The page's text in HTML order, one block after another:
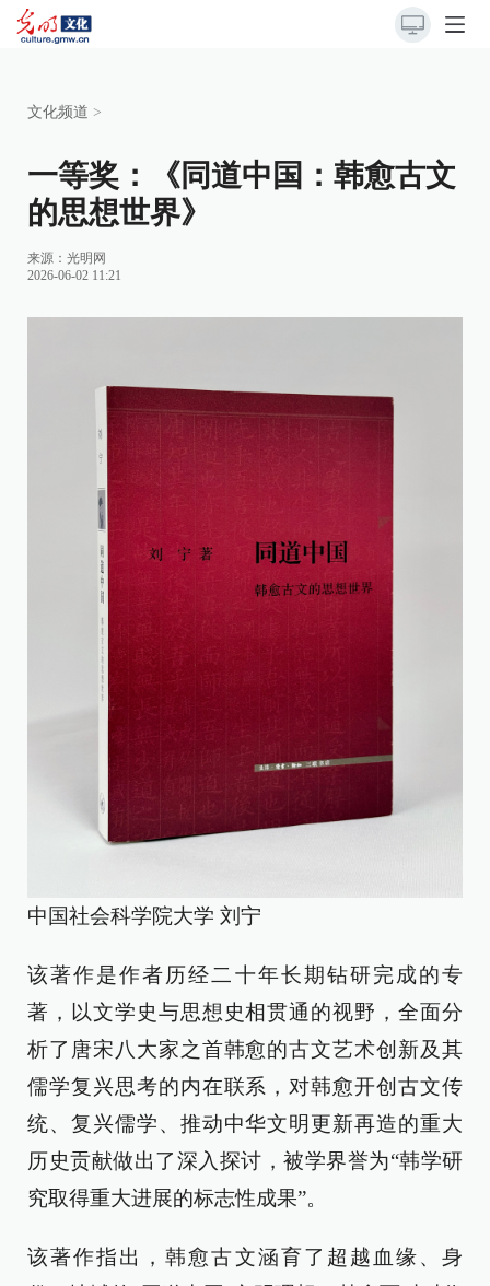
文化频道 >
一等奖：《同道中国：韩愈古文
的思想世界》
来源： 光明网
2026-06-02 11:21
中国社会科学院大学 刘宁
该著作是作者历经二十年长期钻研完成的专
著，以文学史与思想史相贯通的视野，全面分
析了唐宋八大家之首韩愈的古文艺术创新及其
儒学复兴思考的内在联系，对韩愈开创古文传
统、复兴儒学、推动中华文明更新再造的重大
历史贡献做出了深入探讨，被学界誉为“韩学研
究取得重大进展的标志性成果”。
该著作指出，韩愈古文涵育了超越血缘、身